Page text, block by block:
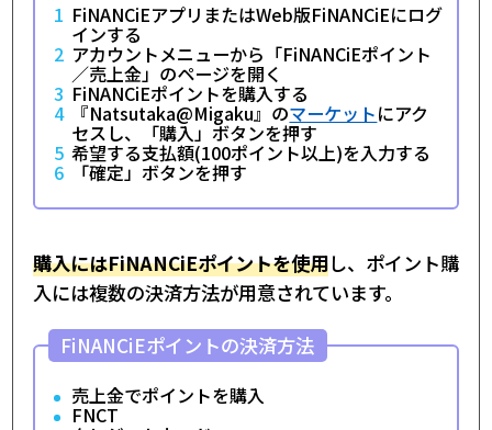
FiNANCiEアプリまたはWeb版FiNANCiEにログ
インする
アカウントメニューから「FiNANCiEポイント
／売上金」のページを開く
FiNANCiEポイントを購入する
『Natsutaka@Migaku』のマーケットにアク
セスし、「購入」ボタンを押す
希望する支払額(100ポイント以上)を入力する
「確定」ボタンを押す
購入にはFiNANCiEポイントを使用し、ポイント購
入には複数の決済方法が用意されています。
FiNANCiEポイントの決済方法
売上金でポイントを購入
FNCT